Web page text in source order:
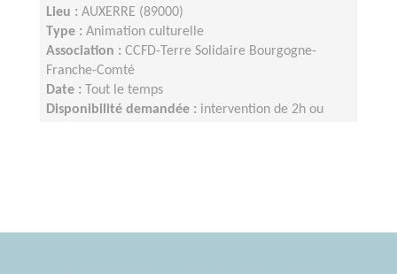
Lieu : AUXERRE (89000)
Type : Animation culturelle
Association : CCFD-Terre Solidaire Bourgogne-
Franche-Comté
Date :
Tout le temps
Disponibilité demandée : intervention de 2h ou